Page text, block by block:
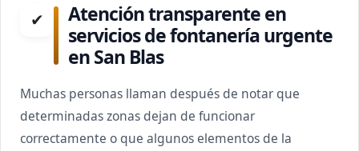
✔
Atención transparente en
servicios de fontanería urgente
en San Blas
Muchas personas llaman después de notar que
determinadas zonas dejan de funcionar
correctamente o que algunos elementos de la